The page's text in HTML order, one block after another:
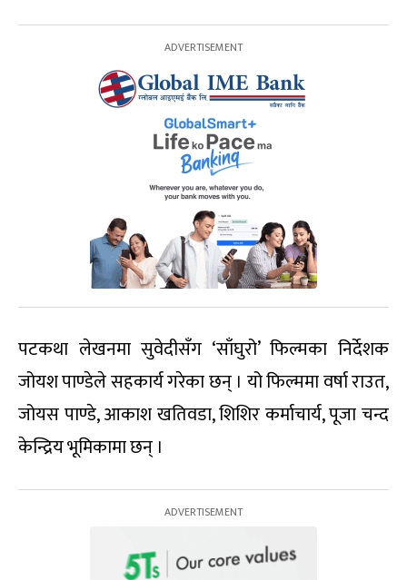
पटकथा लेखनमा सुवेदीसँग ‘साँघुरो’ फिल्मका निर्देशक
जोयश पाण्डेले सहकार्य गरेका छन् । यो फिल्ममा वर्षा राउत,
जोयस पाण्डे, आकाश खतिवडा, शिशिर कर्माचार्य, पूजा चन्द
केन्द्रिय भूमिकामा छन् ।